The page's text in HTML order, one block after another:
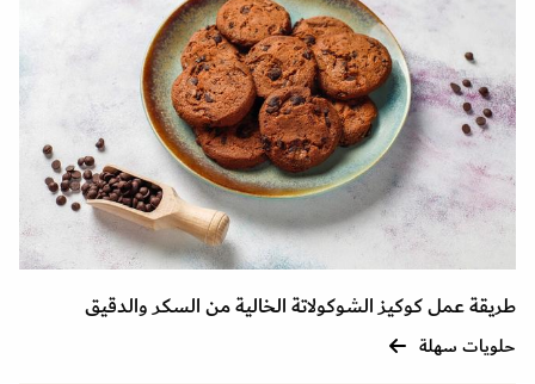
طريقة عمل كوكيز الشوكولاتة الخالية من السكر والدقيق
حلويات سهلة